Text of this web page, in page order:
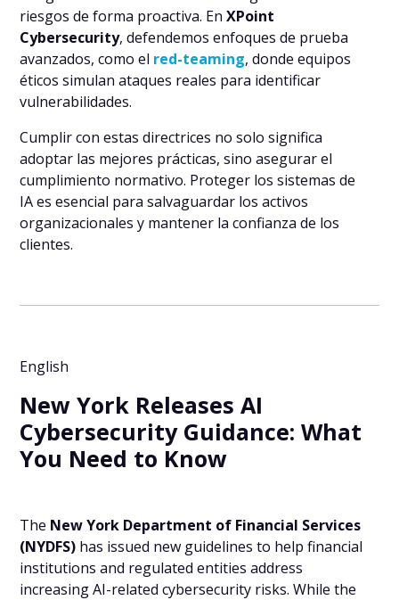
riesgos de forma proactiva. EnXPoint
Cybersecurity, defendemos enfoques de prueba
avanzados, como el red-teaming, donde equipos
éticos simulan ataques reales para identificar
vulnerabilidades.
Cumplir con estas directrices no solo significa
adoptar las mejores prácticas, sino asegurar el
cumplimiento normativo. Proteger los sistemas de
IA es esencial para salvaguardar los activos
organizacionales y mantener la confianza de los
clientes.
English
New York Releases AI
Cybersecurity Guidance: What
You Need to Know
The New York Department of Financial Services
(NYDFS) has issued new guidelines to help financial
institutions and regulated entities address
increasing AI-related cybersecurity risks. While the